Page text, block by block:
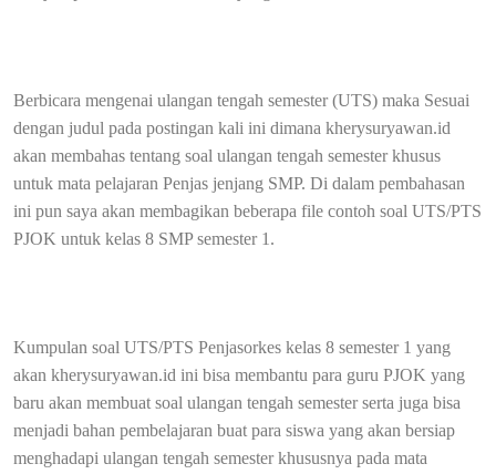
Berbicara mengenai ulangan tengah semester (UTS) maka Sesuai
dengan judul pada postingan kali ini dimana kherysuryawan.id
akan membahas tentang soal ulangan tengah semester khusus
untuk mata pelajaran Penjas jenjang SMP. Di dalam pembahasan
ini pun saya akan membagikan beberapa file contoh soal UTS/PTS
PJOK untuk kelas 8 SMP semester 1.
Kumpulan soal UTS/PTS Penjasorkes kelas 8 semester 1 yang
akan kherysuryawan.id ini bisa membantu para guru PJOK yang
baru akan membuat soal ulangan tengah semester serta juga bisa
menjadi bahan pembelajaran buat para siswa yang akan bersiap
menghadapi ulangan tengah semester khususnya pada mata